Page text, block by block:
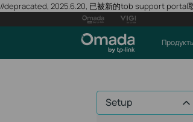
//depracated, 2025.6.20, 已被新的tob support portal
Setup